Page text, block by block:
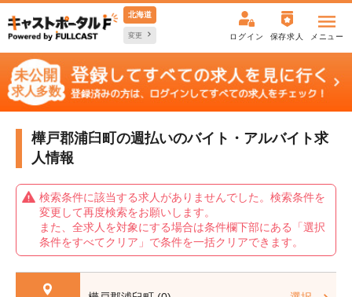
北海道
変更 ログイン 保存求人 メニュー
樺戸郡浦臼町の週払いのバイト・アルバイト求
人情報
検索条件に該当する求人がありませんでした。検索条件を
変更して再度検索をお願いします。
また、全求人を対象にする場合は条件欄下部にある「選択
条件をすべてクリア」で条件を一括クリアできます。